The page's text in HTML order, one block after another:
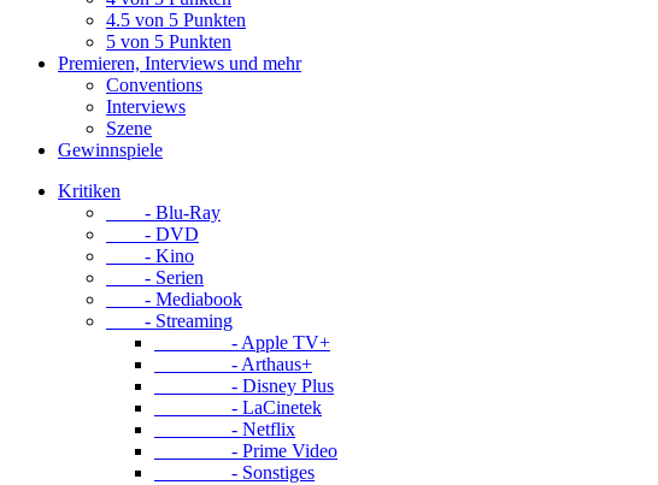
4.5 von 5 Punkten
5 von 5 Punkten
Premieren, Interviews und mehr
Conventions
Interviews
Szene
Gewinnspiele
Kritiken
- Blu-Ray
- DVD
- Kino
- Serien
- Mediabook
- Streaming
- Apple TV+
- Arthaus+
- Disney Plus
- LaCinetek
- Netflix
- Prime Video
- Sonstiges